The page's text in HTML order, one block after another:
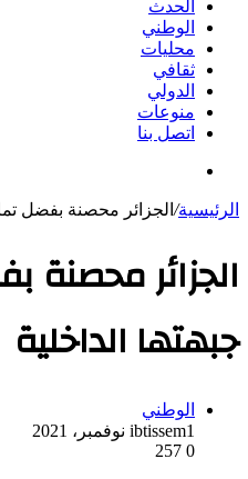
الحدث
الوطني
محليات
ثقافي
الدولي
منوعات
اتصل بنا
الرئيسية/ الجزائر محصنة بفضل
الجزائر
جبهتها الداخلية
الوطني
ibtissem1 نوفمبر، 2021
0